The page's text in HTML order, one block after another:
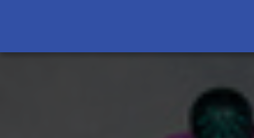
Ticketpreise & Saalplan
Mitmachen